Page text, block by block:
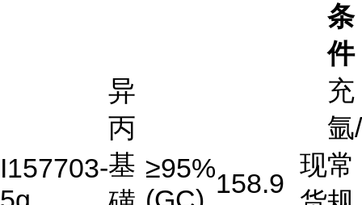
条
件
I157703-
异
丙
基 ≥95%158.9
现
充
氩/
常